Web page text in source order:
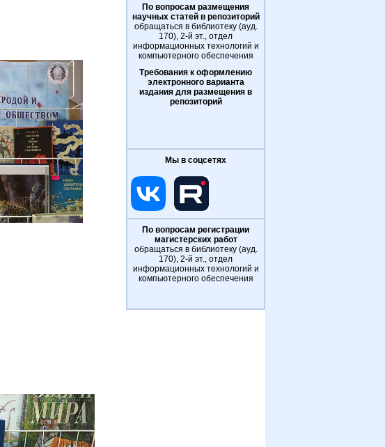
По вопросам размещения
научных статей в репозиторий
обращаться в библиотеку (ауд.
170), 2-й эт., отдел
информационных технологий и
компьютерного обеспечения
Требования к оформлению
электронного варианта
издания для размещения в
репозиторий
Мы в соцсетях
По вопросам регистрации
магистерских работ
обращаться в библиотеку (ауд.
170), 2-й эт., отдел
информационных технологий и
компьютерного обеспечения